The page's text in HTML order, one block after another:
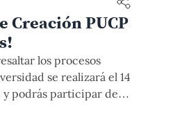
Creación PUCP
los procesos
se realizará el 14
podrás participar de
conversatorios, así